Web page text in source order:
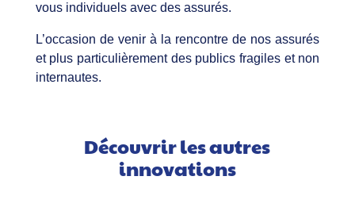
vous individuels avec des assurés.
L’occasion de venir à la rencontre de nos assurés
et plus particulièrement des publics fragiles et non
internautes.
Découvrir les autres
innovations